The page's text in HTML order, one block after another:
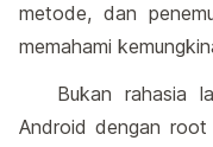
metode, dan
memahami
Bukan rahasia
Android dengan root